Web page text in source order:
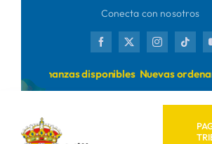
Conecta con nosotros
ordenanzas disponibles Nuevas